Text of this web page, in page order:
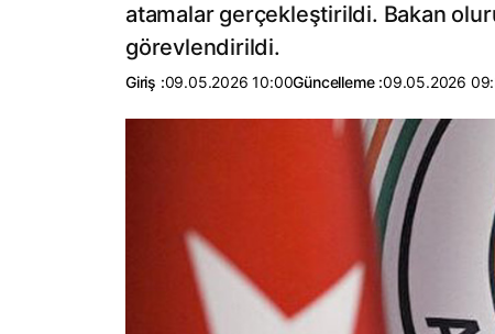
atamalar gerçekleştirildi. Bakan
görevlendirildi.
Giriş :09.05.2026 10:00Güncelleme :09.05.2026